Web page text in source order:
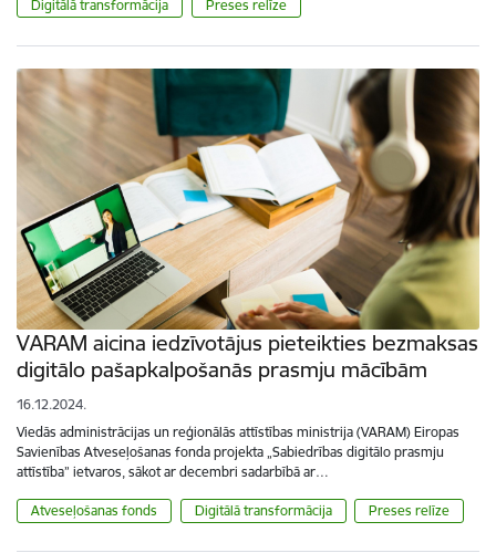
Digitālā transformācija Preses relīze
VARAM aicina iedzīvotājus pieteikties bezmaksas
digitālo pašapkalpošanās prasmju mācībām
16.12.2024.
Viedās administrācijas un reģionālās attīstības ministrija (VARAM) Eiropas
Savienības Atveseļošanas fonda projekta „Sabiedrības digitālo prasmju
attīstība” ietvaros, sākot ar decembri sadarbībā ar…
Atveseļošanas fonds Digitālā transformācija Preses relīze